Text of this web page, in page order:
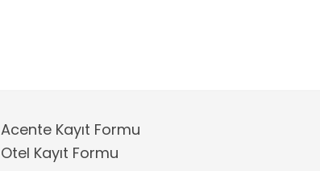
Acente Kayıt Formu
Otel Kayıt Formu